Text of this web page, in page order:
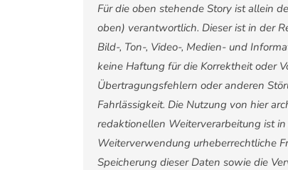
Für die oben stehende Story ist allein
oben) verantwortlich. Dieser ist in der
Bild-, Ton-, Video-, Medien- und
keine Haftung für die Korrektheit oder
Übertragungsfehlern oder anderen
Fahrlässigkeit. Die Nutzung von hier
redaktionellen Weiterverarbeitung ist
Weiterverwendung urheberrechtliche
Speicherung dieser Daten sowie die